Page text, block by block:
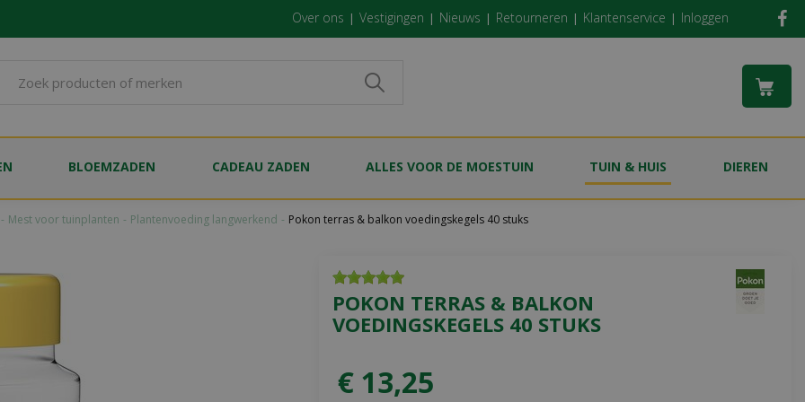
Mest voor tuinplanten Plantenvoeding langwerkend Pokon terras & balkon voedingskegels 40 stuks
Over ons Vestigingen Nieuws Retourneren Klantenservice Inloggen
BLOEMZADEN CADEAU ZADEN ALLES VOOR DE MOESTUIN TUIN & HUIS DIEREN
POKON TERRAS & BALKON
VOEDINGSKEGELS 40 STUKS
€ 13,25